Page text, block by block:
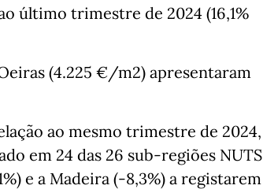
último trimestre de 2024 (16,1%
(4.225 €/m2) apresentaram
ao mesmo trimestre de 2024,
em 24 das 26 sub-regiões NUTS
e a Madeira (-8,3%) a registarem